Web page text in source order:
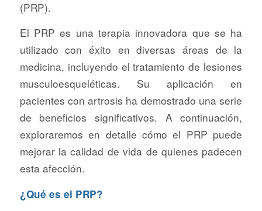
(PRP).
El PRP es una terapia innovadora que se ha
utilizado con éxito en diversas áreas de la
medicina, incluyendo el tratamiento de lesiones
musculoesqueléticas. Su aplicación en
pacientes con artrosis ha demostrado una serie
de beneficios significativos. A continuación,
exploraremos en detalle cómo el PRP puede
mejorar la calidad de vida de quienes padecen
esta afección.
¿Qué es el PRP?